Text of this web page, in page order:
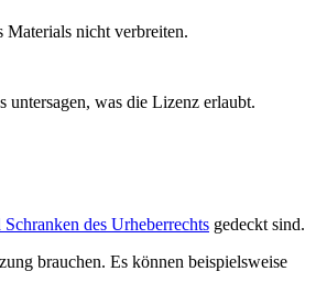
Materials nicht verbreiten.
untersagen, was die Lizenz erlaubt.
des Urheberrechts gedeckt sind.
brauchen. Es können beispielsweise